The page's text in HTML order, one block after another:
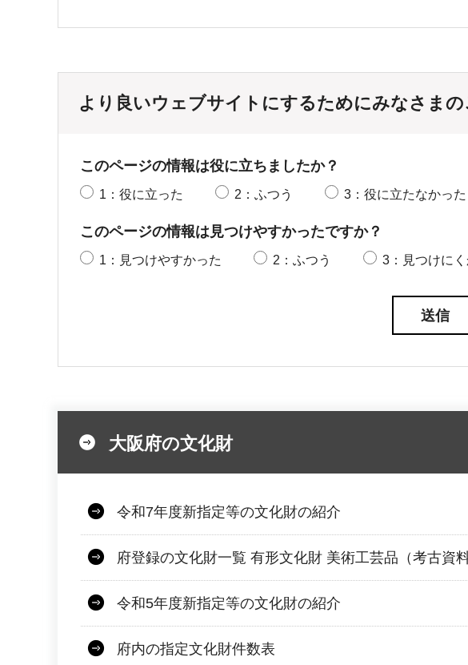
より良いウェブサイトにするためにみなさま
このページの情報は役に立ちましたか？
1：役に立った 2：ふつう 3：役に立たなかった
このページの情報は見つけやすかったですか？
1：見つけやすかった 2：ふつう 3：見つけに
大阪府の文化財
令和7年度新指定等の文化財の紹介
府登録の文化財一覧 有形文化財 美術工芸品（考古資料
令和5年度新指定等の文化財の紹介
府内の指定文化財件数表